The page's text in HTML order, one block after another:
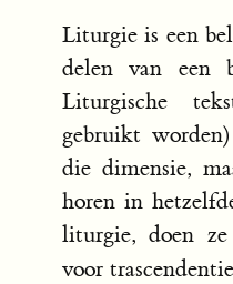
Liturgie is een
delen van een
Liturgische
gebruikt
die dimensie,
horen in
liturgie, doen
voor